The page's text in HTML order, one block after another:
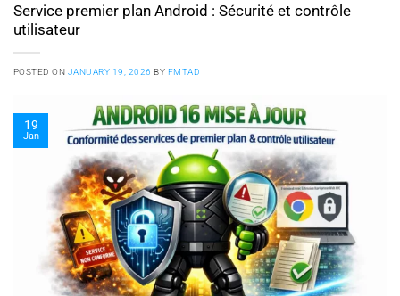
Service premier plan Android : Sécurité et contrôle
utilisateur
POSTED ON JANUARY 19, 2026 BY FMTAD
19
Jan